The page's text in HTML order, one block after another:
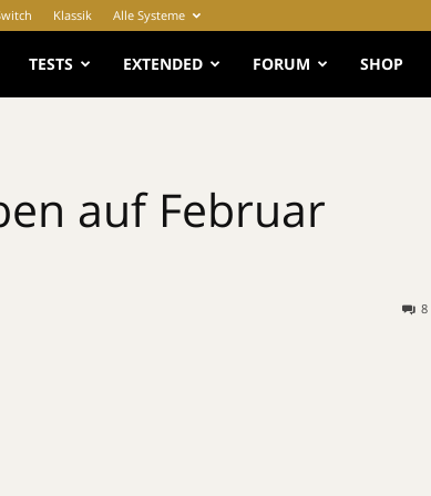
Klassik Alle Systeme
TESTS EXTENDED FORUM SHOP
auf Februar
8